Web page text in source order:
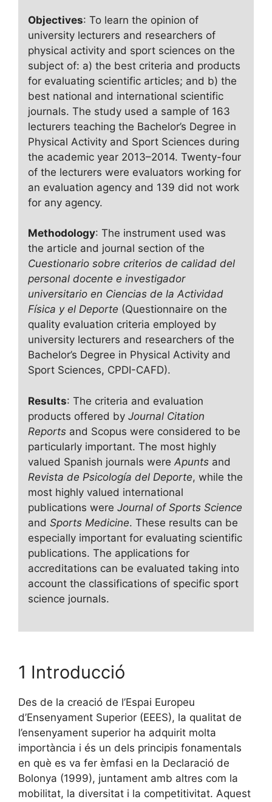
Objectives: To learn the opinion of
university lecturers and researchers of
physical activity and sport sciences on the
subject of: a) the best criteria and products
for evaluating scientific articles; and b) the
best national and international scientific
journals. The study used a sample of 163
lecturers teaching the Bachelor’s Degree in
Physical Activity and Sport Sciences during
the academic year 2013–2014. Twenty-four
of the lecturers were evaluators working for
an evaluation agency and 139 did not work
for any agency.
Methodology: The instrument used was
the article and journal section of the
Cuestionario sobre criterios de calidad del
personal docente e investigador
universitario en Ciencias de la Actividad
Física y el Deporte (Questionnaire on the
quality evaluation criteria employed by
university lecturers and researchers of the
Bachelor’s Degree in Physical Activity and
Sport Sciences, CPDI-CAFD).
Results: The criteria and evaluation
products offered by Journal Citation
Reportsand Scopus were considered to be
particularly important. The most highly
valued Spanish journals were Apuntsand
Revista de Psicología del Deporte, while the
most highly valued international
publications were Journal of Sports Science
and Sports Medicine. These results can be
especially important for evaluating scientific
publications. The applications for
accreditations can be evaluated taking into
account the classifications of specific sport
science journals.
1 Introducció
Des de la creació de l’Espai Europeu
d’Ensenyament Superior (EEES), la qualitat de
l’ensenyament superior ha adquirit molta
importància i és un dels principis fonamentals
en què es va fer èmfasi en la Declaració de
Bolonya (1999), juntament amb altres com la
mobilitat, la diversitat i la competitivitat. Aquest